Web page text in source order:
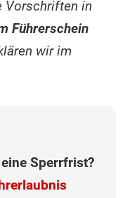
Vorschriften in
Führerschein
wir im
Sperrfrist?